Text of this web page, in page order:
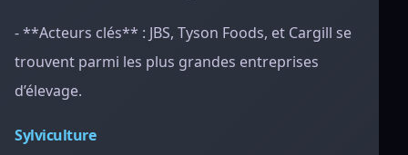
- **Acteurs clés** : JBS, Tyson Foods, et Cargill se
trouvent parmi les plus grandes entreprises
d’élevage.
Sylviculture